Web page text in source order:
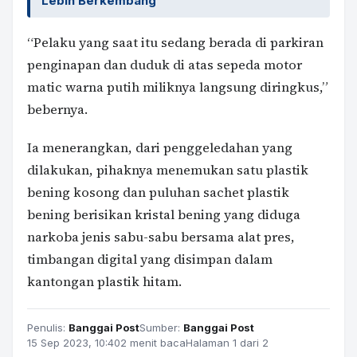
“Pelaku yang saat itu sedang berada di parkiran
penginapan dan duduk di atas sepeda motor
matic warna putih miliknya langsung diringkus,”
bebernya.
Ia menerangkan, dari penggeledahan yang
dilakukan, pihaknya menemukan satu plastik
bening kosong dan puluhan sachet plastik
bening berisikan kristal bening yang diduga
narkoba jenis sabu-sabu bersama alat pres,
timbangan digital yang disimpan dalam
kantongan plastik hitam.
Penulis: Banggai PostSumber: Banggai Post
15 Sep 2023, 10:402 menit bacaHalaman 1 dari 2